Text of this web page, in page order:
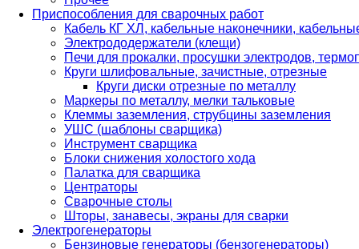
Приспособления для сварочных работ
Кабель КГ ХЛ, кабельные наконечники,
Электрододержатели (клещи)
Печи для прокалки, просушки электродов,
Круги шлифовальные, зачистные, отрезные
Круги диски отрезные по металлу
Маркеры по металлу, мелки тальковые
Клеммы заземления, струбцины заземления
УШС (шаблоны сварщика)
Инструмент сварщика
Блоки снижения холостого хода
Палатка для сварщика
Центраторы
Сварочные столы
Шторы, занавесы, экраны для сварки
Электрогенераторы
Бензиновые генераторы (бензогенераторы)